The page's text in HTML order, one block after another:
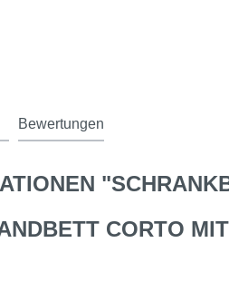
Bewertungen
CORTO